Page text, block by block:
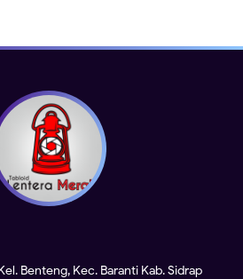
Benteng, Kec. Baranti Kab. Sidrap